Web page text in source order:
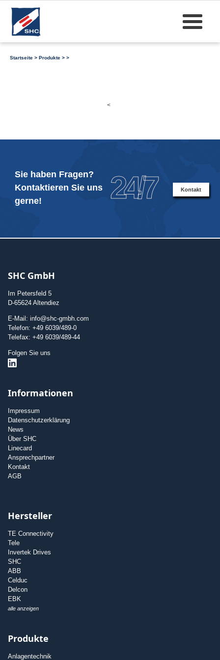
Startseite > Produkte > >
<
Sie haben Fragen?
Kontaktieren Sie uns
gerne!
24/7 Kontakt
SHC GmbH
Im Petersfeld 5
D-65624 Altendiez
E-Mail: info@shc-gmbh.com
Telefon: +49 6039/489-0
Telefax: +49 6039/489-44
Folgen Sie uns
Informationen
Impressum
Datenschutzerklärung
News
Über SHC
Linecard
Ansprechpartner
Kontakt
AGB
Hersteller
TE Connectivity
Tele
Invertek Drives
SHC
ABB
Celduc
Delcon
EBK
alle anzeigen
Produkte
Anlagentechnik